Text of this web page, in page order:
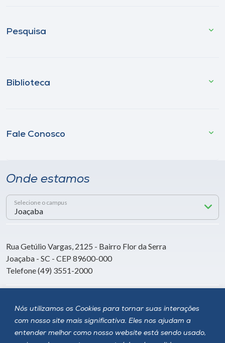
Nós utilizamos os Cookies para tornar suas interações
com nosso site mais significativa. Eles nos ajudam a
entender melhor como nosso website está sendo usado,
Pesquisa
Biblioteca
Fale Conosco
Onde estamos
Selecione o campus
Rua Getúlio Vargas, 2125 - Bairro Flor da Serra
Joaçaba - SC - CEP 89600-000
Telefone (49) 3551-2000
Siga a Unoesc